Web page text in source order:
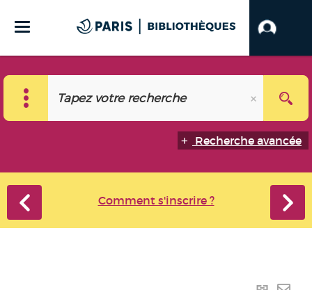
Recherche avancée
Comment s'inscrire ?
Lien